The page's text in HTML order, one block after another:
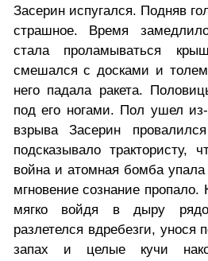
Засерин испугался. Подняв
страшное. Время
стала проламываться
смешался с досками и
него падала ракета.
под его ногами. Пол ушел
взрыва Засерин
подсказывало трактористу,
война и атомная бомба
мгновение сознание пропало.
мягко войдя в дыру
разлетелся вдребезги, унося
запах и целые кучи